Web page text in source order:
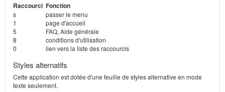
Raccourci Fonction
s
passer le menu
1
page d'accueil
5
FAQ, Aide générale
8
conditions d'utilisation
0
lien vers la liste des raccourcis
Styles alternatifs
Cette application est dotée d'une feuille de styles alternative en mode
texte seulement.